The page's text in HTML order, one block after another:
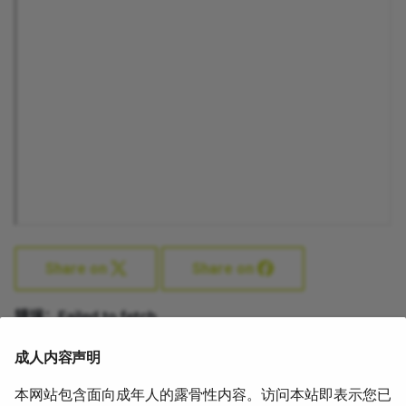
Share on Share on
成人内容声明
本网站包含面向成年人的露骨性内容。访问本站即表示您已